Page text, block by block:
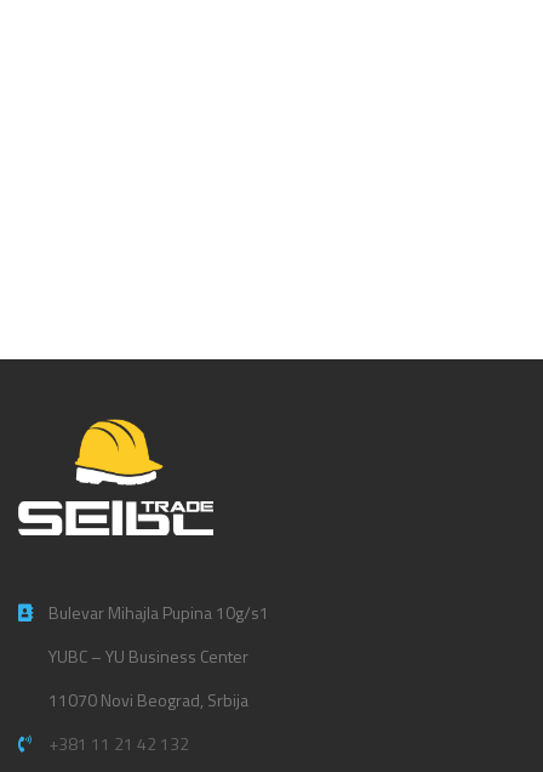
Bulevar Mihajla Pupina 10g/s1
YUBC – YU Business Center
11070 Novi Beograd, Srbija
+381 11 21 42 132